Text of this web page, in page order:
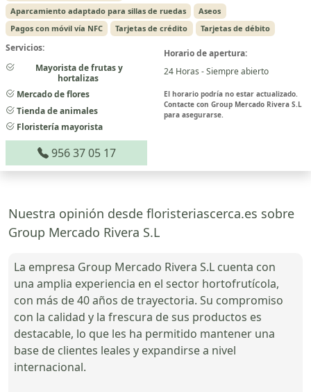
Aparcamiento adaptado para sillas de ruedas
Aseos
Pagos con móvil vía NFC
Tarjetas de crédito Tarjetas de débito
Servicios:
Mayorista de frutas y
hortalizas
Mercado de flores
Tienda de animales
Floristería mayorista
Horario de apertura:
24 Horas - Siempre abierto
El horario podría no estar actualizado.
Contacte con Group Mercado Rivera S.L
para asegurarse.
956 37 05 17
Nuestra opinión desde floristeriascerca.es sobre
Group Mercado Rivera S.L
La empresa Group Mercado Rivera S.L cuenta con
una amplia experiencia en el sector hortofrutícola,
con más de 40 años de trayectoria. Su compromiso
con la calidad y la frescura de sus productos es
destacable, lo que les ha permitido mantener una
base de clientes leales y expandirse a nivel
internacional.